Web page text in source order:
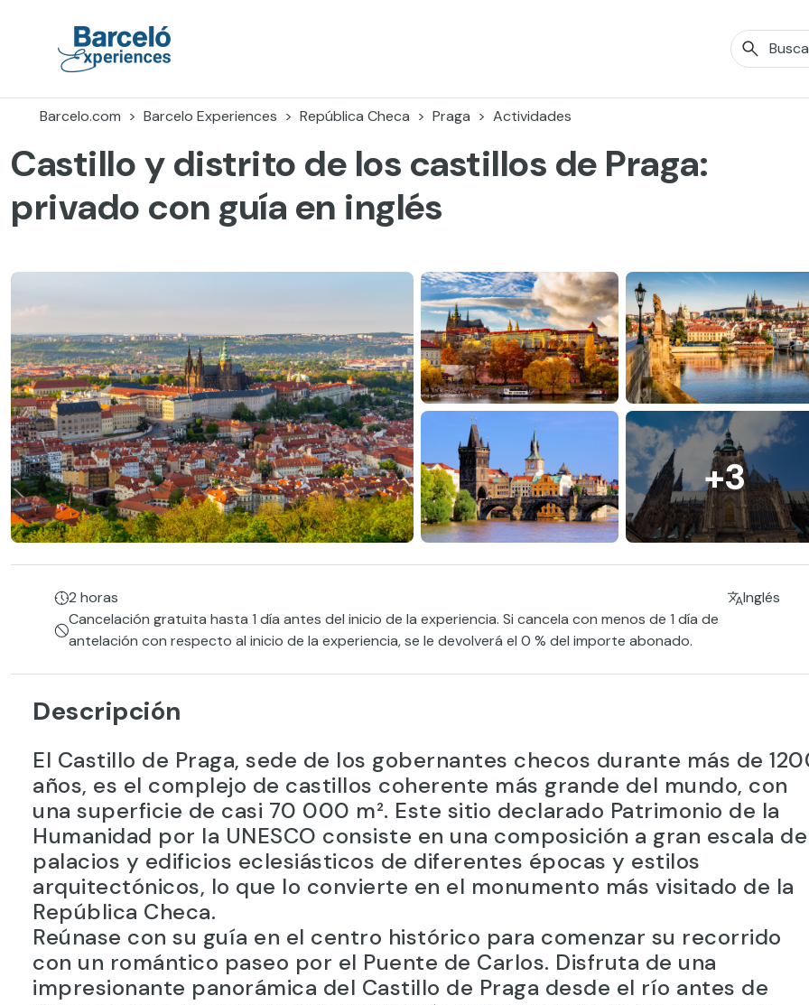
Barcelo.com
Barcelo Experiences República Checa Praga Actividades
Castillo y distrito de los castillos de Praga:
privado con guía en inglés
+3
2 horas
Inglés
Cancelación gratuita hasta 1 día antes del inicio de la experiencia. Si cancela con menos de 1 día de
antelación con respecto al inicio de la experiencia, se le devolverá el 0 % del importe abonado.
Descripción
El Castillo de Praga, sede de los gobernantes checos durante más de
años, es el complejo de castillos coherente más grande del mundo, con
una superficie de casi 70 000 m². Este sitio declarado Patrimonio de la
Humanidad por la UNESCO consiste en una composición a gran escala de
palacios y edificios eclesiásticos de diferentes épocas y estilos
arquitectónicos, lo que lo convierte en el monumento más visitado de la
República Checa.
Reúnase con su guía en el centro histórico para comenzar su recorrido
con un romántico paseo por el Puente de Carlos. Disfruta de una
impresionante panorámica del Castillo de Praga desde el río antes de